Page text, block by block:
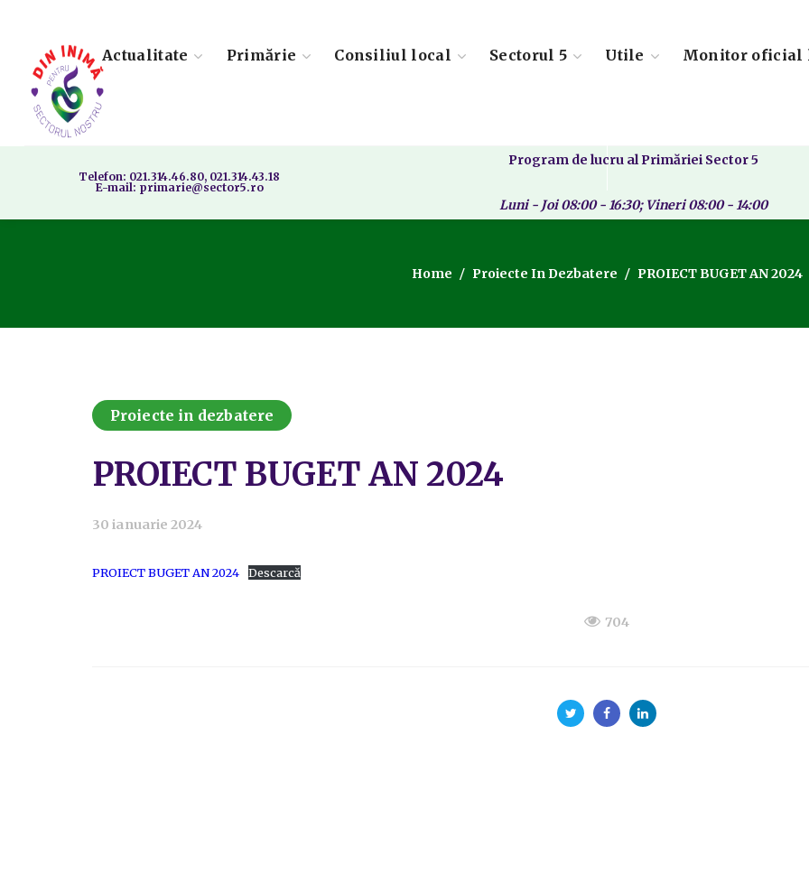
Actualitate Primărie Consiliul local Sectorul 5 Utile Monitor oficial
Telefon: 021.314.46.80, 021.314.43.18
E-mail: primarie@sector5.ro
Program de lucru al Primăriei Sector 5
Luni - Joi 08:00 - 16:30; Vineri 08:00 - 14:00
Home Proiecte In Dezbatere PROIECT BUGET AN 2024
Proiecte in dezbatere
PROIECT BUGET AN 2024
30 ianuarie 2024
PROIECT BUGET AN 2024 Descarcă
704